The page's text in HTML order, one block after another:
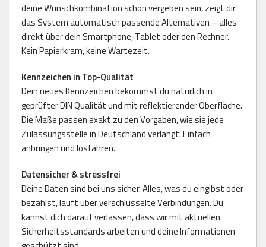
deine Wunschkombination schon vergeben sein, zeigt dir
das System automatisch passende Alternativen – alles
direkt über dein Smartphone, Tablet oder den Rechner.
Kein Papierkram, keine Wartezeit.
Kennzeichen in Top-Qualität
Dein neues Kennzeichen bekommst du natürlich in
geprüfter DIN Qualität und mit reflektierender Oberfläche.
Die Maße passen exakt zu den Vorgaben, wie sie jede
Zulassungsstelle in Deutschland verlangt. Einfach
anbringen und losfahren.
Datensicher & stressfrei
Deine Daten sind bei uns sicher. Alles, was du eingibst oder
bezahlst, läuft über verschlüsselte Verbindungen. Du
kannst dich darauf verlassen, dass wir mit aktuellen
Sicherheitsstandards arbeiten und deine Informationen